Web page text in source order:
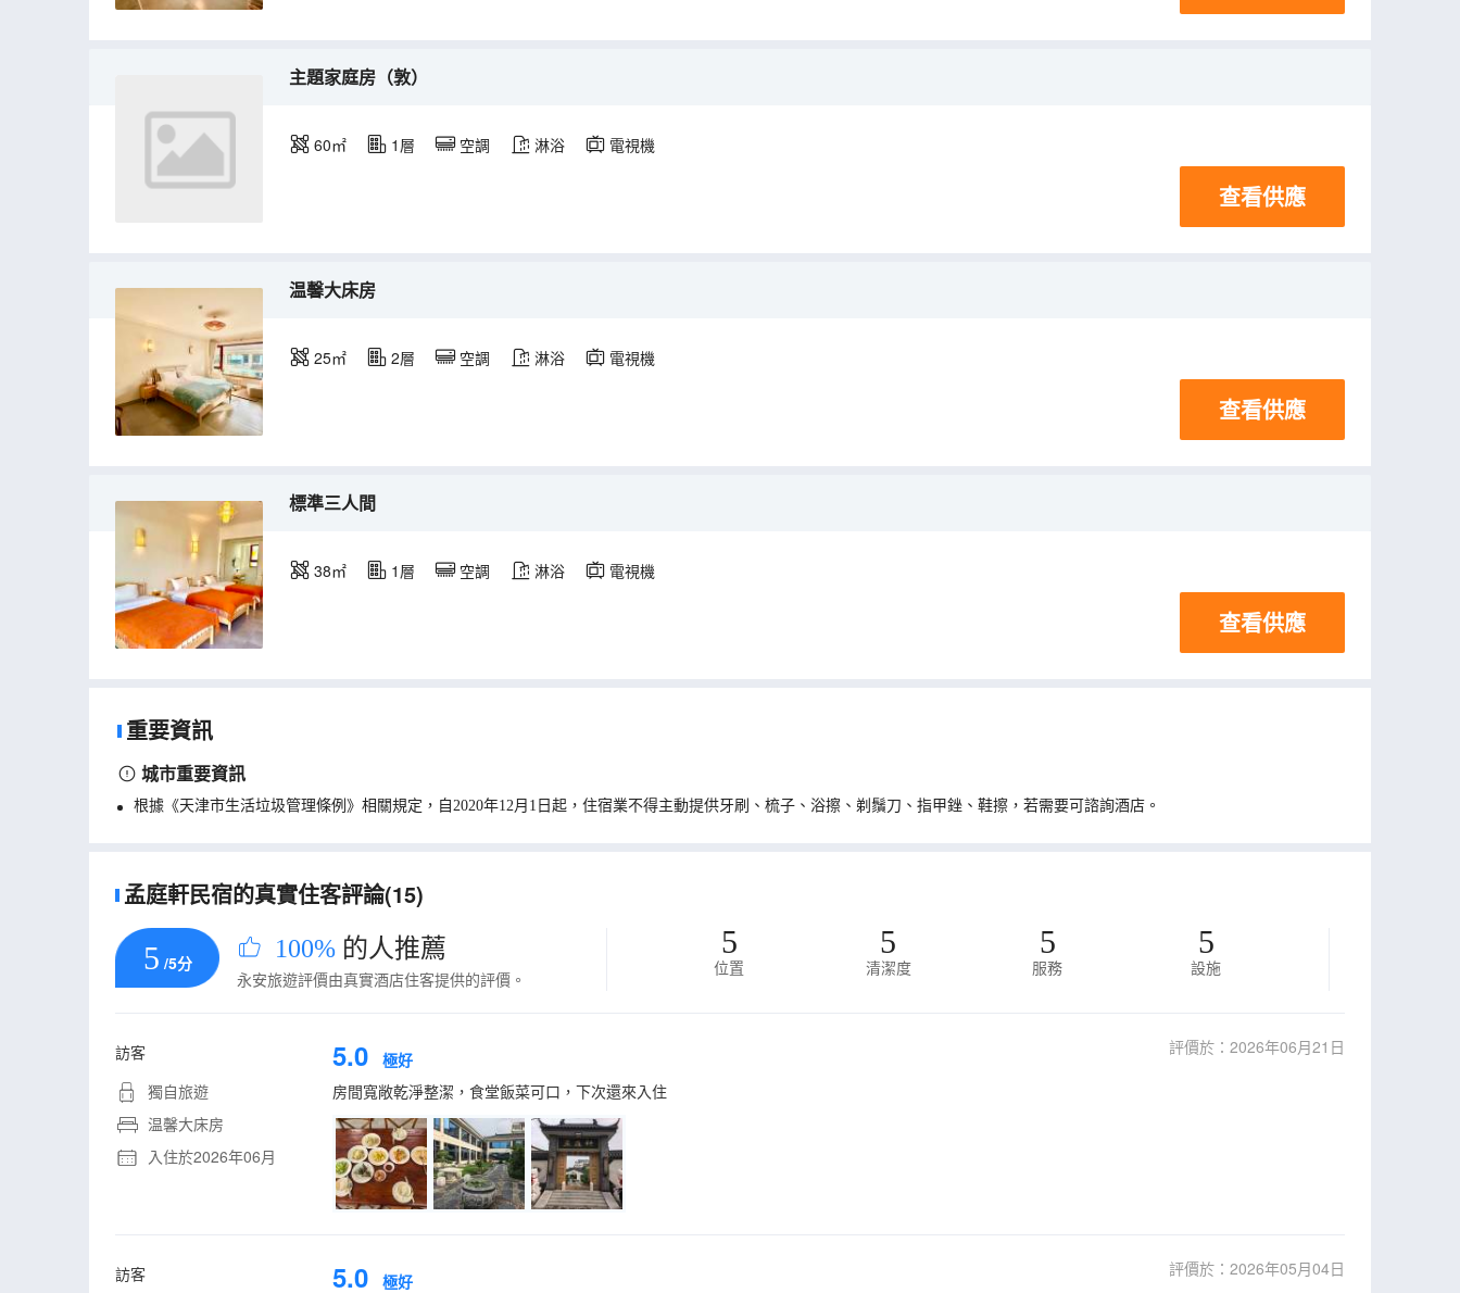
主題家庭房（敦）
60㎡ 1層 空調 淋浴 電視機
查看供應
温馨大床房
25㎡ 2層 空調 淋浴 電視機
查看供應
標準三人間
38㎡ 1層 空調 淋浴 電視機
查看供應
重要資訊
城市重要資訊
根據《天津市生活垃圾管理條例》相關規定，自2020年12月1日起，住宿業不得主動提供牙刷、梳子、浴擦、剃鬚刀、指甲銼、鞋擦，若需要可諮詢酒店。
孟庭軒民宿的真實住客評論(15)
5 /5分 100% 的人推薦
永安旅遊評價由真實酒店住客提供的評價。
5
位置
5
清潔度
5
服務
5
設施
訪客
獨自旅遊
温馨大床房
入住於2026年06月
5.0 極好
評價於：2026年06月21日
房間寬敞乾淨整潔，食堂飯菜可口，下次還來入住
訪客 5.0 極好
評價於：2026年05月04日